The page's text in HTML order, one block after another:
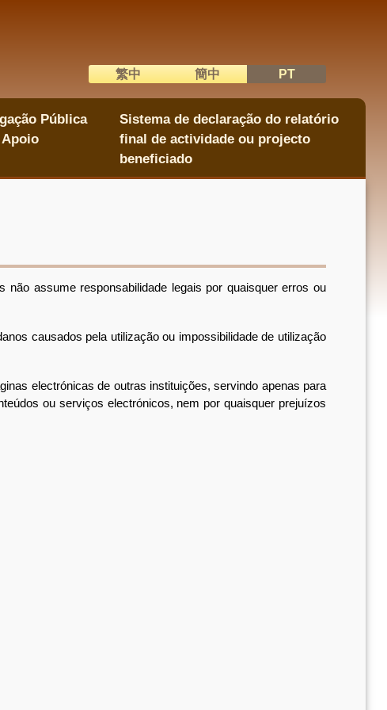
語系切換
繁中 簡中 PT
Pública
Sistema de declaração do relatório
final de actividade ou projecto
beneficiado
assume responsabilidade legais por quaisquer erros ou
causados pela utilização ou impossibilidade de utilização
electrónicas de outras instituições, servindo apenas para
ou serviços electrónicos, nem por quaisquer prejuízos